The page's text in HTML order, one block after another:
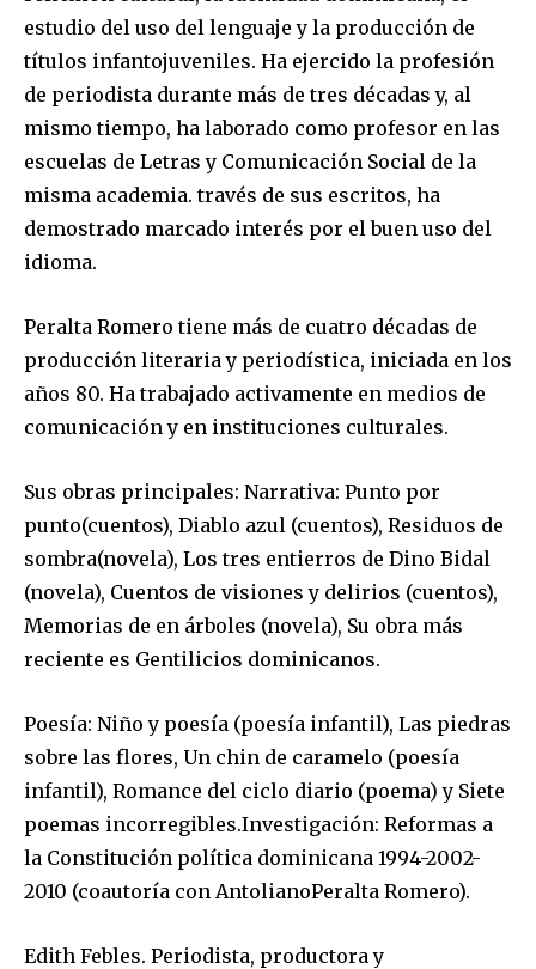
estudio del uso del lenguaje y la producción de
títulos infantojuveniles. Ha ejercido la profesión
de periodista durante más de tres décadas y, al
mismo tiempo, ha laborado como profesor en las
escuelas de Letras y Comunicación Social de la
misma academia. través de sus escritos, ha
demostrado marcado interés por el buen uso del
idioma.
Peralta Romero tiene más de cuatro décadas de
producción literaria y periodística, iniciada en los
años 80. Ha trabajado activamente en medios de
comunicación y en instituciones culturales.
Sus obras principales: Narrativa: Punto por
punto(cuentos), Diablo azul (cuentos), Residuos de
sombra(novela), Los tres entierros de Dino Bidal
(novela), Cuentos de visiones y delirios (cuentos),
Memorias de en árboles (novela), Su obra más
reciente es Gentilicios dominicanos.
Poesía: Niño y poesía (poesía infantil), Las piedras
sobre las flores, Un chin de caramelo (poesía
infantil), Romance del ciclo diario (poema) y Siete
poemas incorregibles.Investigación: Reformas a
la Constitución política dominicana 1994-2002-
2010 (coautoría con AntolianoPeralta Romero).
Edith Febles. Periodista, productora y